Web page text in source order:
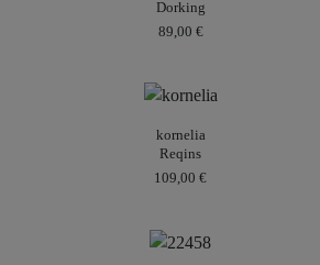
Dorking
89,00 €
kornelia
Reqins
109,00 €